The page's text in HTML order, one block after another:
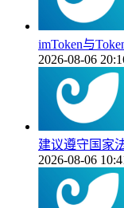
imToken与
2026-08-06
建议遵守国家
2026-08-06